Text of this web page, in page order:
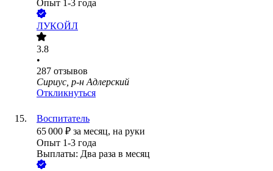
Опыт 1-3 года
ЛУКОЙЛ
3.8
•
287 отзывов
Сириус, р-н Адлерский
Откликнуться
Воспитатель
65 000 ₽ за месяц, на руки
Опыт 1-3 года
Выплаты: Два раза в месяц